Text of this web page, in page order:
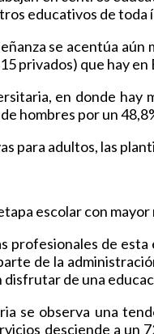
educativos de
se acentúa
privados) que hay en
en donde hay
hombres por un
para adultos, las
escolar con
de
de la
disfrutar de una
se observa una
desciende a